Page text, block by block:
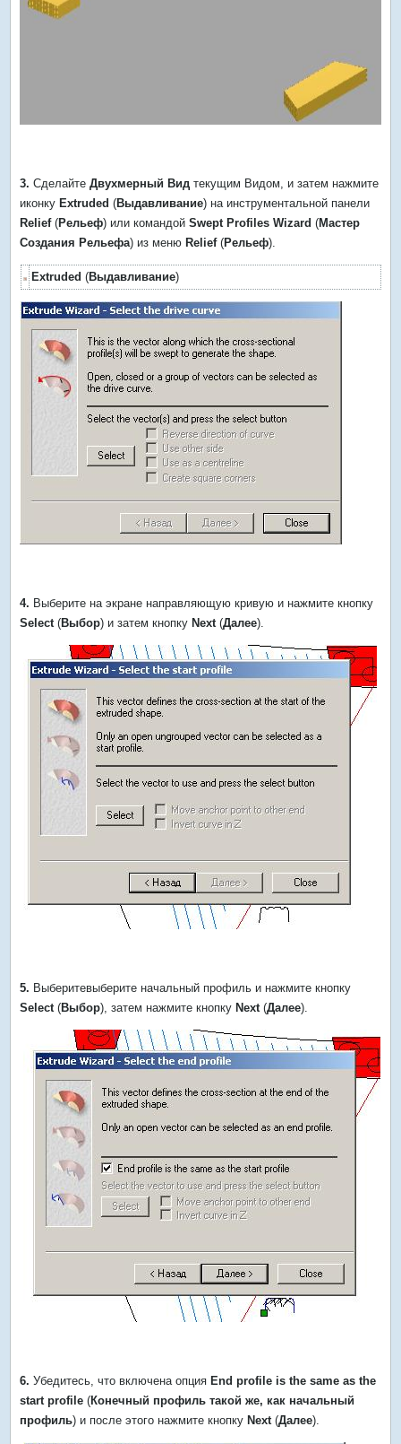
3. СделайтеДвухмерный Видтекущим Видом, и затем нажмите
иконкуExtruded (Выдавливание) на инструментальной панели
Relief(Рельеф) или командойSwept Profiles Wizard (Мастер
Создания Рельефа) из менюRelief(Рельеф).
Extruded (Выдавливание)
4. Выберите на экране направляющую кривую и нажмите кнопку
Select(Выбор) и затем кнопкуNext(Далее).
5. Выберитевыберите начальный профиль и нажмите кнопку
Select (Выбор), затем нажмите кнопкуNext (Далее).
6. Убедитесь, что включена опцияEnd profile is the same as the
start profile (Конечный профиль такой же, как начальный
профиль) и после этого нажмите кнопкуNext(Далее).